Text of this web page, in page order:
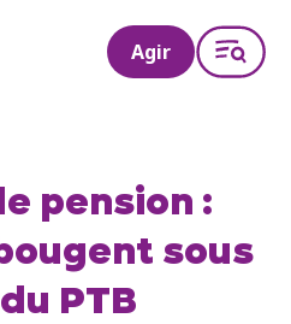
Agir
pension :
sous
PTB